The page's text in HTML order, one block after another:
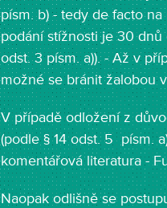
písm. b) - tedy de facto
podání stížnosti je 30
odst. 3 písm. a)). - Až v
možné se bránit žalobou
V případě odložení z
(podle § 14 odst. 5 písm.
komentářová literatura -
Naopak odlišně se